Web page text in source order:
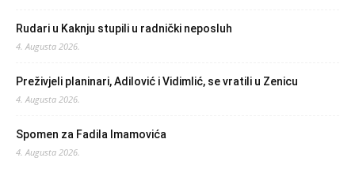
Rudari u Kaknju stupili u radnički neposluh
4. Augusta 2026.
Preživjeli planinari, Adilović i Vidimlić, se vratili u Zenicu
4. Augusta 2026.
Spomen za Fadila Imamovića
4. Augusta 2026.